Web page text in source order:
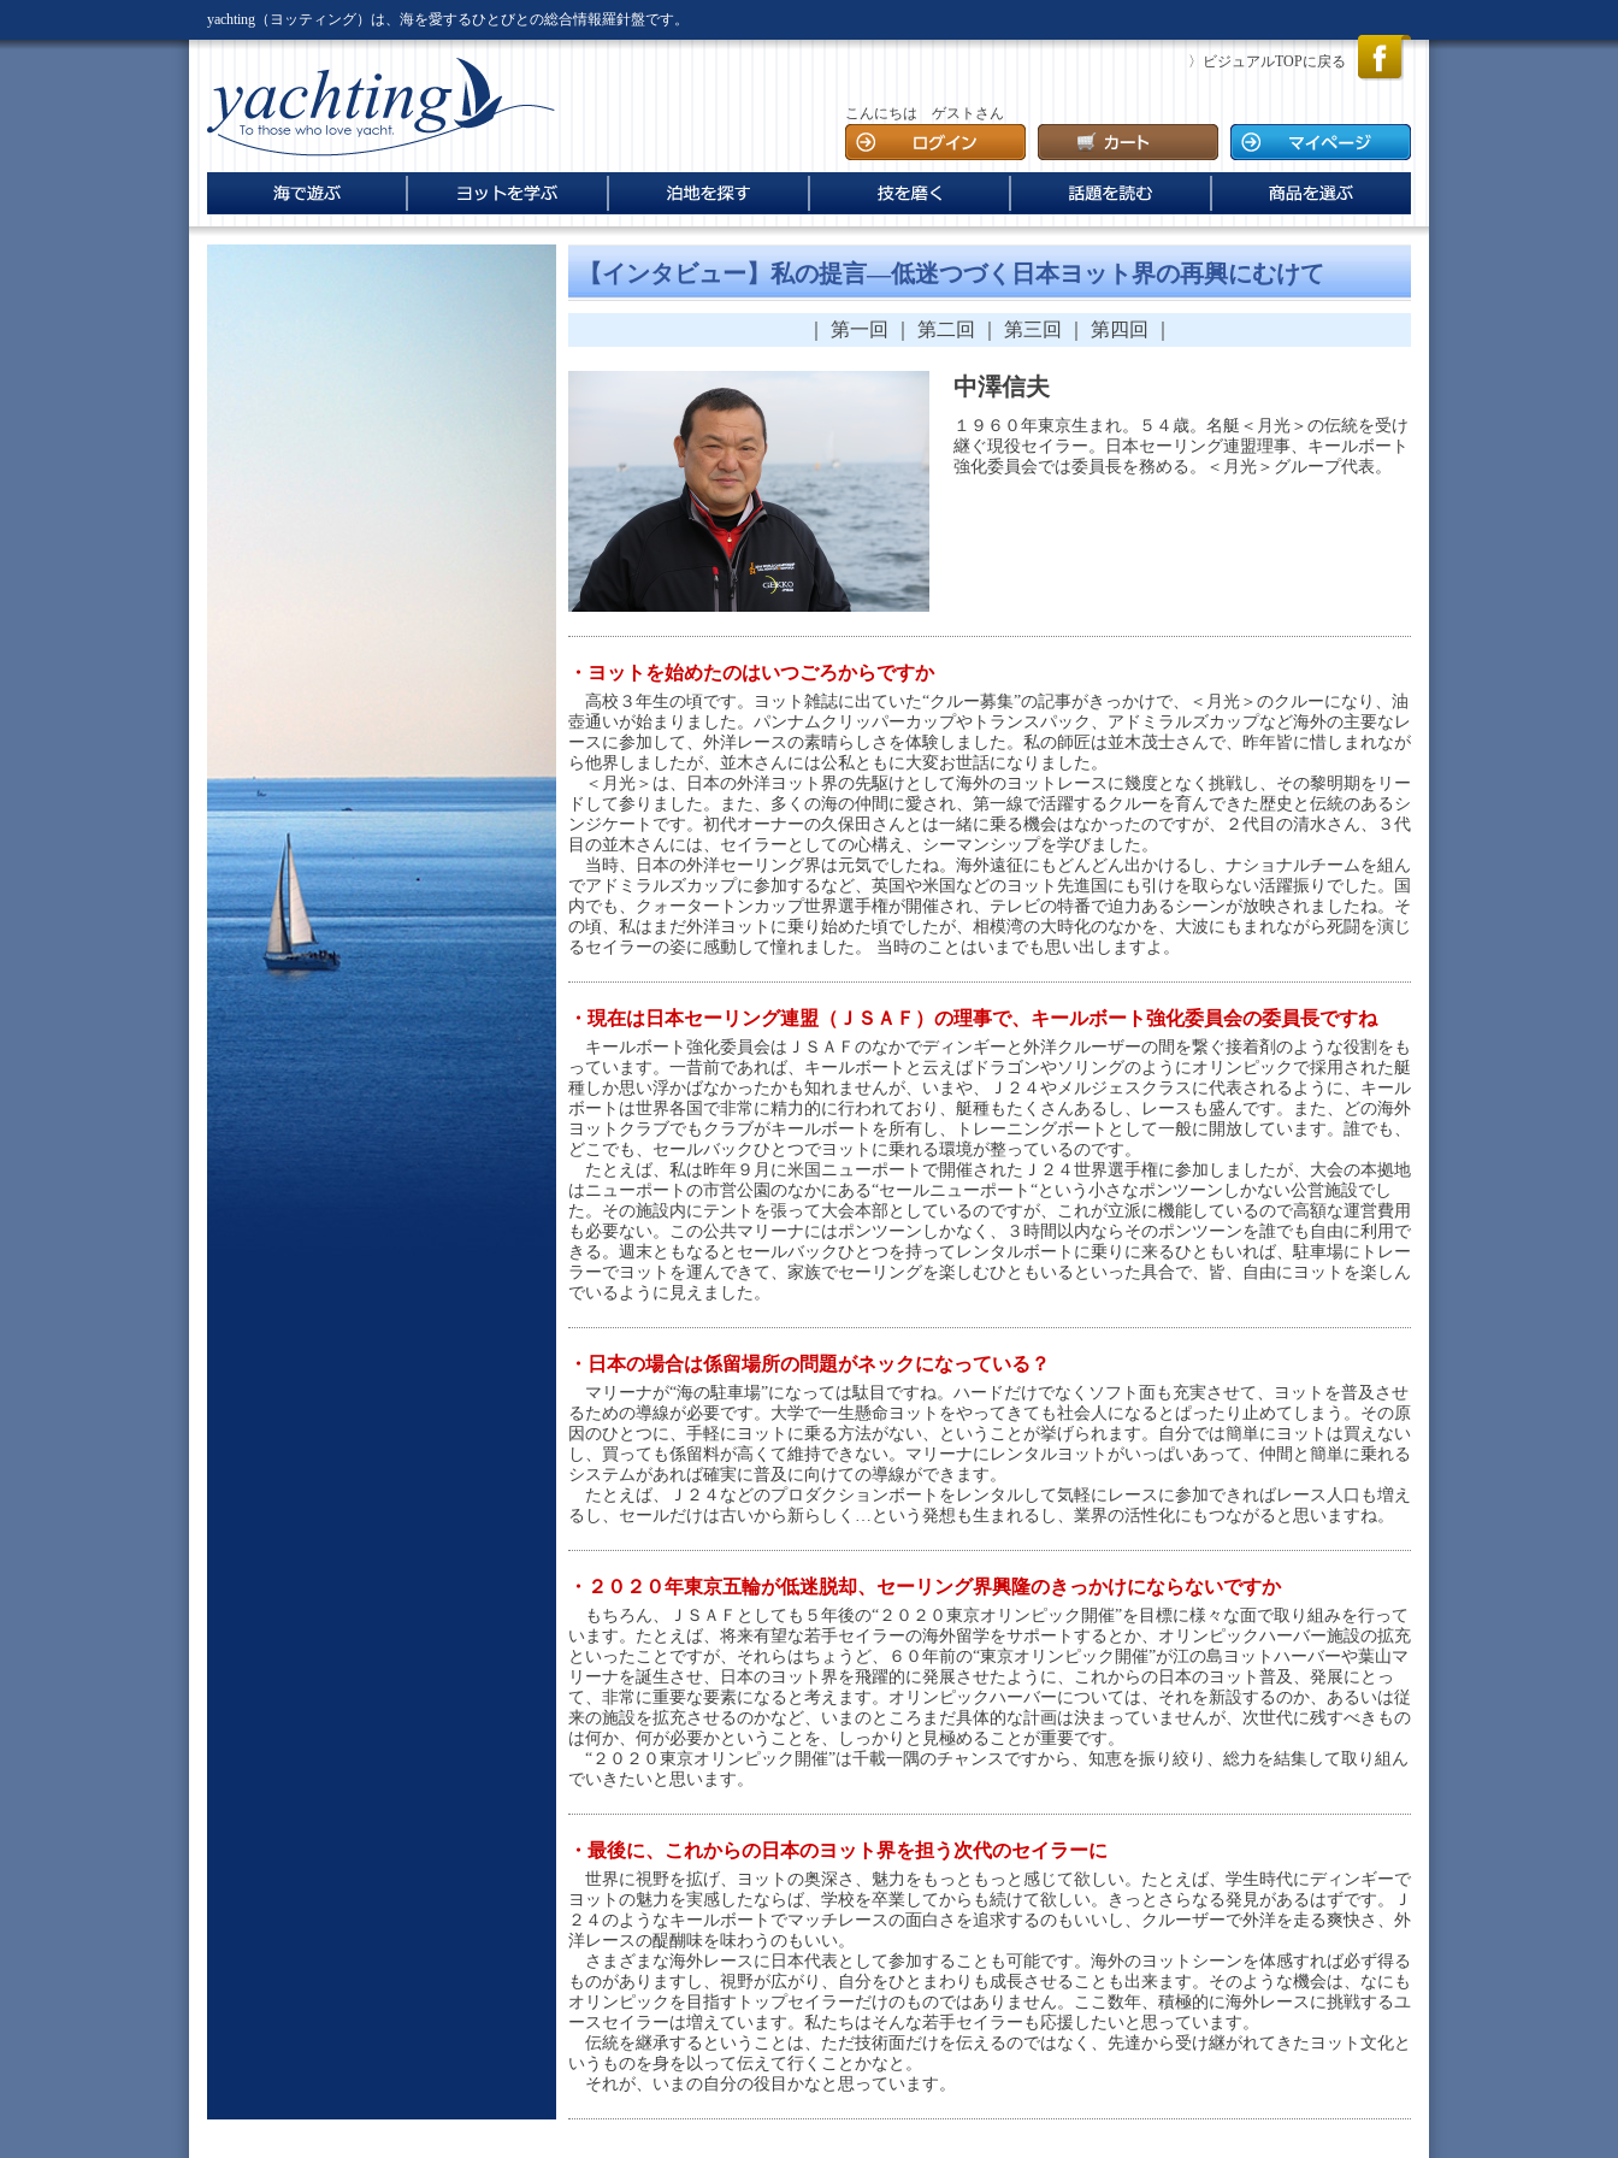
yachting（ヨッティング）は、海を愛するひとびとの総合情報羅針盤です。
〉ビジュアルTOPに戻る
こんにちは ゲストさん
新着情報
海の仲間
海の仲間・伊勢志摩巡航記
体験セーリングで楽しさ実
ディンギーを安全に
林 賢之輔 ヨット塾
電子書籍版
外洋ヨットの選び方 全国海の駅 案内
全国マリーナ・海の駅探訪
＜Claris Forte＞巡航日記
電子書籍版
動画で覚える「14」の
ロープワーク
外洋ヨットを乗りこなせ
セイリングクルーザーメソ
The 35th America‘s Cup
“Cup”は再び南半球へ
海外通信
海人伝説・レジェンドの軌
インタビュー
あるオールドソルティの追
オンラインショップ
電子書籍出版のご案内
新規入会案内・プレゼント
【インタビュー】私の提言―低迷つづく日本ヨット界の再興にむけて
第一回 第二回 第三回 第四回
中澤信夫
１９６０年東京生まれ。５４歳。名艇＜月光＞の伝統を受け
継ぐ現役セイラー。日本セーリング連盟理事、キールボート
強化委員会では委員長を務める。＜月光＞グループ代表。
・ヨットを始めたのはいつごろからですか
高校３年生の頃です。ヨット雑誌に出ていた“クルー募集”の記事がきっかけで、＜月光＞のクルーになり、油
壺通いが始まりました。パンナムクリッパーカップやトランスパック、アドミラルズカップなど海外の主要なレ
ースに参加して、外洋レースの素晴らしさを体験しました。私の師匠は並木茂士さんで、昨年皆に惜しまれなが
ら他界しましたが、並木さんには公私ともに大変お世話になりました。
＜月光＞は、日本の外洋ヨット界の先駆けとして海外のヨットレースに幾度となく挑戦し、その黎明期をリー
ドして参りました。また、多くの海の仲間に愛され、第一線で活躍するクルーを育んできた歴史と伝統のあるシ
ンジケートです。初代オーナーの久保田さんとは一緒に乗る機会はなかったのですが、２代目の清水さん、３代
目の並木さんには、セイラーとしての心構え、シーマンシップを学びました。
当時、日本の外洋セーリング界は元気でしたね。海外遠征にもどんどん出かけるし、ナショナルチームを組ん
でアドミラルズカップに参加するなど、英国や米国などのヨット先進国にも引けを取らない活躍振りでした。国
内でも、クォータートンカップ世界選手権が開催され、テレビの特番で迫力あるシーンが放映されましたね。そ
の頃、私はまだ外洋ヨットに乗り始めた頃でしたが、相模湾の大時化のなかを、大波にもまれながら死闘を演じ
るセイラーの姿に感動して憧れました。 当時のことはいまでも思い出しますよ。
・現在は日本セーリング連盟（ＪＳＡＦ）の理事で、キールボート強化委員会の委員長ですね
キールボート強化委員会はＪＳＡＦのなかでディンギーと外洋クルーザーの間を繋ぐ接着剤のような役割をも
っています。一昔前であれば、キールボートと云えばドラゴンやソリングのようにオリンピックで採用された艇
種しか思い浮かばなかったかも知れませんが、いまや、Ｊ２４やメルジェスクラスに代表されるように、キール
ボートは世界各国で非常に精力的に行われており、艇種もたくさんあるし、レースも盛んです。また、どの海外
ヨットクラブでもクラブがキールボートを所有し、トレーニングボートとして一般に開放しています。誰でも、
どこでも、セールバックひとつでヨットに乗れる環境が整っているのです。
たとえば、私は昨年９月に米国ニューポートで開催されたＪ２４世界選手権に参加しましたが、大会の本拠地
はニューポートの市営公園のなかにある“セールニューポート“という小さなポンツーンしかない公営施設でし
た。その施設内にテントを張って大会本部としているのですが、これが立派に機能しているので高額な運営費用
も必要ない。この公共マリーナにはポンツーンしかなく、３時間以内ならそのポンツーンを誰でも自由に利用で
きる。週末ともなるとセールバックひとつを持ってレンタルボートに乗りに来るひともいれば、駐車場にトレー
ラーでヨットを運んできて、家族でセーリングを楽しむひともいるといった具合で、皆、自由にヨットを楽しん
でいるように見えました。
・日本の場合は係留場所の問題がネックになっている？
マリーナが“海の駐車場”になっては駄目ですね。ハードだけでなくソフト面も充実させて、ヨットを普及させ
るための導線が必要です。大学で一生懸命ヨットをやってきても社会人になるとぱったり止めてしまう。その原
因のひとつに、手軽にヨットに乗る方法がない、ということが挙げられます。自分では簡単にヨットは買えない
し、買っても係留料が高くて維持できない。マリーナにレンタルヨットがいっぱいあって、仲間と簡単に乗れる
システムがあれば確実に普及に向けての導線ができます。
たとえば、Ｊ２４などのプロダクションボートをレンタルして気軽にレースに参加できればレース人口も増え
るし、セールだけは古いから新らしく…という発想も生まれるし、業界の活性化にもつながると思いますね。
・２０２０年東京五輪が低迷脱却、セーリング界興隆のきっかけにならないですか
もちろん、ＪＳＡＦとしても５年後の“２０２０東京オリンピック開催”を目標に様々な面で取り組みを行って
います。たとえば、将来有望な若手セイラーの海外留学をサポートするとか、オリンピックハーバー施設の拡充
といったことですが、それらはちょうど、６０年前の“東京オリンピック開催”が江の島ヨットハーバーや葉山マ
リーナを誕生させ、日本のヨット界を飛躍的に発展させたように、これからの日本のヨット普及、発展にとっ
て、非常に重要な要素になると考えます。オリンピックハーバーについては、それを新設するのか、あるいは従
来の施設を拡充させるのかなど、いまのところまだ具体的な計画は決まっていませんが、次世代に残すべきもの
は何か、何が必要かということを、しっかりと見極めることが重要です。
“２０２０東京オリンピック開催”は千載一隅のチャンスですから、知恵を振り絞り、総力を結集して取り組ん
でいきたいと思います。
・最後に、これからの日本のヨット界を担う次代のセイラーに
世界に視野を拡げ、ヨットの奥深さ、魅力をもっともっと感じて欲しい。たとえば、学生時代にディンギーで
ヨットの魅力を実感したならば、学校を卒業してからも続けて欲しい。きっとさらなる発見があるはずです。Ｊ
２４のようなキールボートでマッチレースの面白さを追求するのもいいし、クルーザーで外洋を走る爽快さ、外
洋レースの醍醐味を味わうのもいい。
さまざまな海外レースに日本代表として参加することも可能です。海外のヨットシーンを体感すれば必ず得る
ものがありますし、視野が広がり、自分をひとまわりも成長させることも出来ます。そのような機会は、なにも
オリンピックを目指すトップセイラーだけのものではありません。ここ数年、積極的に海外レースに挑戦するユ
ースセイラーは増えています。私たちはそんな若手セイラーも応援したいと思っています。
伝統を継承するということは、ただ技術面だけを伝えるのではなく、先達から受け継がれてきたヨット文化と
いうものを身を以って伝えて行くことかなと。
それが、いまの自分の役目かなと思っています。